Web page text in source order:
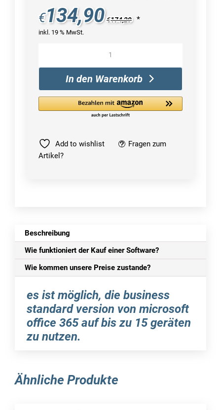
€134,90 €174,29 *
inkl. 19 % MwSt.
365
Business
Standard
Windows/Mac
In den Warenkorb
Add to wishlist
Fragen zum
Artikel?
Beschreibung
Wie funktioniert der Kauf einer Software?
Wie kommen unsere Preise zustande?
es ist möglich, die business
standard version von microsoft
office 365 auf bis zu 15 geräten
zu nutzen.
softsell24 bietet ihnen die möglichkeit, office
versionen zu installieren, sowohl auf pcs als
Ähnliche Produkte